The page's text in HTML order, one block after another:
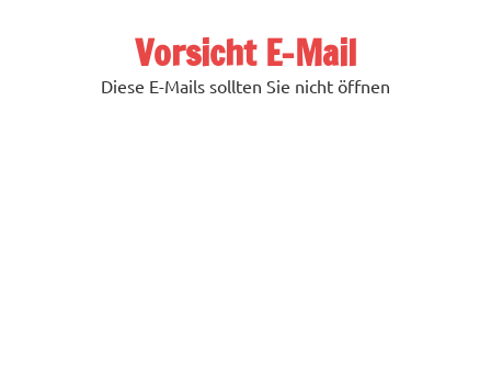
Vorsicht E-Mail
Diese E-Mails sollten Sie nicht öffnen